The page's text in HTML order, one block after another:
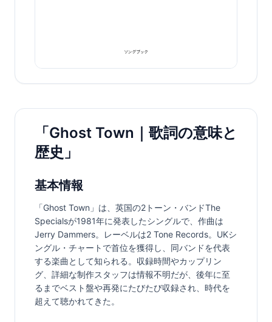
「Ghost Town｜歌詞の意味と
歴史」
基本情報
「Ghost Town」は、英国の2トーン・バンドThe
Specialsが1981年に発表したシングルで、作曲は
Jerry Dammers。レーベルは2 Tone Records。UKシ
ングル・チャートで首位を獲得し、同バンドを代表
する楽曲として知られる。収録時間やカップリン
グ、詳細な制作スタッフは情報不明だが、後年に至
るまでベスト盤や再発にたびたび収録され、時代を
超えて聴かれてきた。